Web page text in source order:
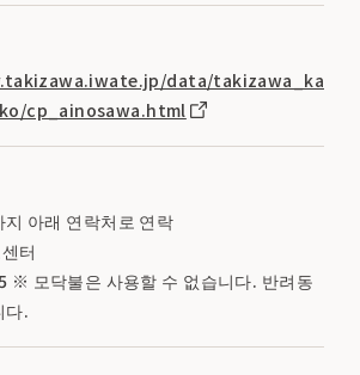
data/takizawa_ka
cp_ainosawa.html
아래 연락처로 연락
터
※ 모닥불은 사용할 수 없습니다. 반려동
다.